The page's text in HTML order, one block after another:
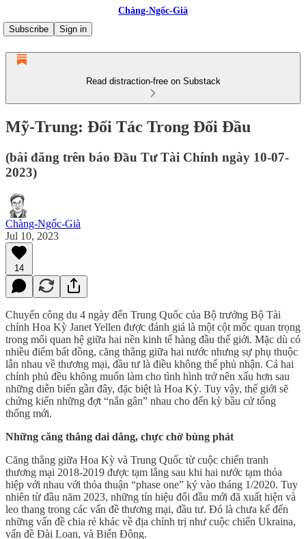
Chàng-Ngốc-Già
Subscribe
Sign in
Read distraction-free on Substack
Mỹ-Trung: Đối Tác Trong Đối Đầu
(bài đăng trên báo Đầu Tư Tài Chính ngày 10-07-
2023)
Chàng-Ngốc-Già
Jul 10, 2023
14
Chuyến công du 4 ngày đến Trung Quốc của Bộ trưởng Bộ Tài
chính Hoa Kỳ Janet Yellen được đánh giá là một cột mốc quan trọng
trong mối quan hệ giữa hai nền kinh tế hàng đầu thế giới. Mặc dù có
nhiều điểm bất đồng, căng thẳng giữa hai nước nhưng sự phụ thuộc
lẫn nhau về thương mại, đầu tư là điều không thể phủ nhận. Cả hai
chính phủ đều không muốn làm cho tình hình trở nên xấu hơn sau
những diễn biến gần đây, đặc biệt là Hoa Kỳ. Tuy vậy, thế giới sẽ
chứng kiến những đợt “nắn gân” nhau cho đến kỳ bầu cử tổng
thống mới.
Những căng thẳng dai dẳng, chực chờ bùng phát
Căng thẳng giữa Hoa Kỳ và Trung Quốc từ cuộc chiến tranh
thương mại 2018-2019 được tạm lắng sau khi hai nước tạm thỏa
hiệp với nhau với thỏa thuận “phase one” ký vào tháng 1/2020. Tuy
nhiên từ đầu năm 2023, những tín hiệu đối đầu mới đã xuất hiện và
leo thang trong các vấn đề thương mại, đầu tư. Đó là chưa kể đến
những vấn đề chia rẻ khác về địa chính trị như cuộc chiến Ukraina,
vấn đề Đài Loan, và Biển Đông.